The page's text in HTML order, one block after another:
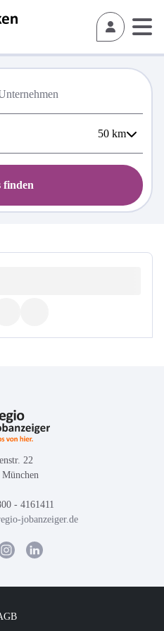
50 km
finden
22
- 4161411
jobanzeiger.de